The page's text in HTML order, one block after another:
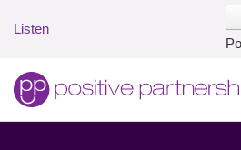
Listen